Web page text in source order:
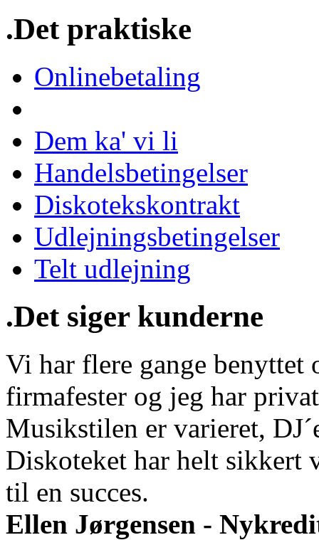
.Det praktiske
Onlinebetaling
Dem ka' vi li
Handelsbetingelser
Diskotekskontrakt
Udlejningsbetingelser
Telt udlejning
.Det siger kunderne
Vi har flere gange benyttet
firmafester og jeg har
Musikstilen er varieret,
Diskoteket har helt sikkert
til en succes.
Ellen Jørgensen -